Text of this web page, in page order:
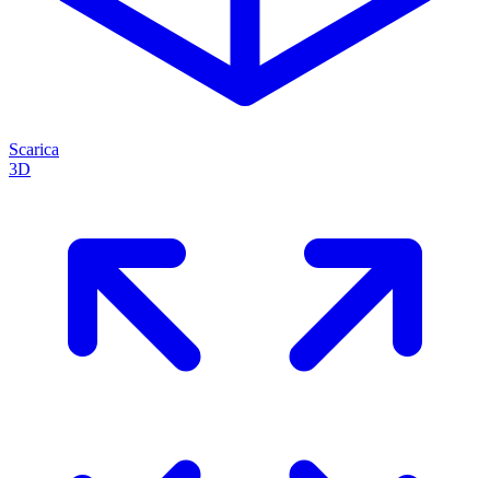
Scarica
3D